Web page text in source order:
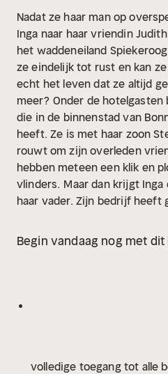
Nadat ze haar man op
Inga naar haar vriendin
het waddeneiland
ze eindelijk tot rust en kan
echt het leven dat ze altijd
meer? Onder de
die in de binnenstad van
heeft. Ze is met haar zoon
rouwt om zijn overleden
hebben meteen een klik en
vlinders. Maar dan krijgt
haar vader. Zijn bedrijf heeft
het eiland te verlaten…
Colgan, Robyn Carr en
Begin vandaag nog met
volledige toegang tot alle